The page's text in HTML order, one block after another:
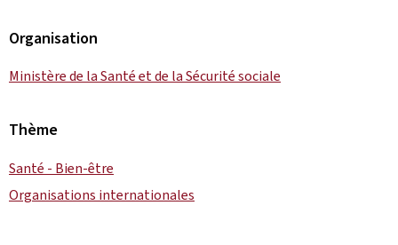
Organisation
Ministère de la Santé et de la Sécurité sociale
Thème
Santé - Bien-être
Organisations internationales